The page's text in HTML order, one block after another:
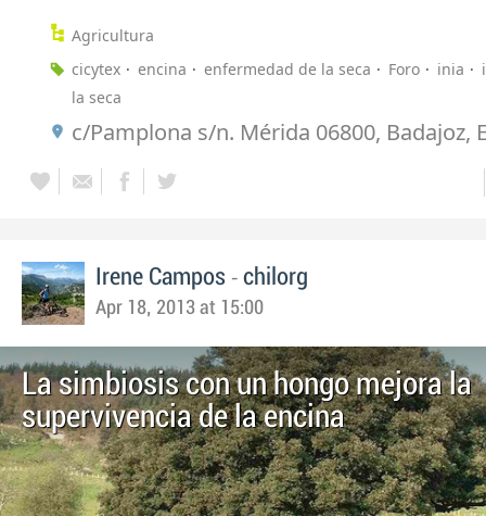
Agricultura
cicytex
encina enfermedad de la seca Foro inia
la seca
c/Pamplona s/n. Mérida 06800, Badajoz,
Irene Campos - chilorg
Apr 18, 2013 at 15:00
La simbiosis con un hongo mejora la
supervivencia de la encina